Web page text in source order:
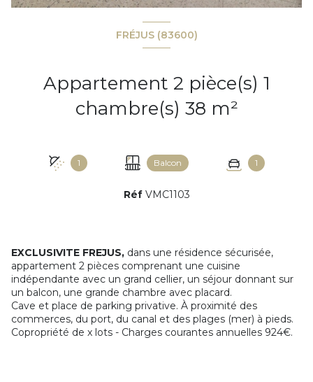
FRÉJUS (83600)
Appartement 2 pièce(s) 1
chambre(s) 38 m²
1 Balcon 1
Réf VMC1103
EXCLUSIVITE FREJUS, dans une résidence sécurisée,
appartement 2 pièces comprenant une cuisine
indépendante avec un grand cellier, un séjour donnant sur
un balcon, une grande chambre avec placard.
Cave et place de parking privative. À proximité des
commerces, du port, du canal et des plages (mer) à pieds.
Copropriété de x lots - Charges courantes annuelles 924€.